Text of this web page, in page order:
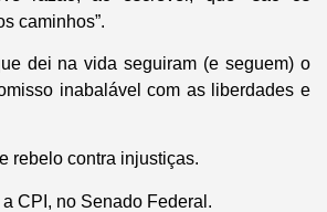
caminhos”.
dei na vida seguiram (e seguem) o
inabalável com as liberdades e
rebelo contra injustiças.
CPI, no Senado Federal.